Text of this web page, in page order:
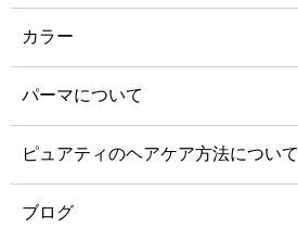
カラー
パーマについて
ピュアティのヘアケア方法について
ブログ